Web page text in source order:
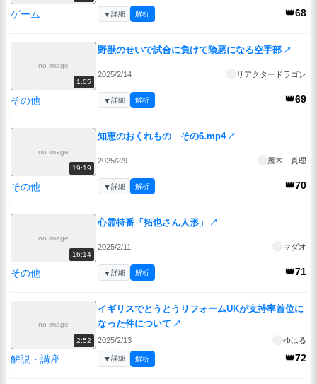
ゲーム 👑68
▼詳細 解析
no image
1:05
野獣のせいで試合に負けて険悪になる空手部 ↗
2025/2/14 リアクタードラゴン
その他 👑69
▼詳細 解析
no image
19:19
知恵のおくれもの その6.mp4 ↗
2025/2/9 雁木 真理
その他 👑70
▼詳細 解析
no image
16:14
心霊特番「拓也さん人形」 ↗
2025/2/11 マダオ
その他 👑71
▼詳細 解析
no image
2:52
イギリスでとうとうリフォームUKが支持率首位に
なった件について ↗
2025/2/13 ゆはる
解説・講座 👑72
▼詳細 解析